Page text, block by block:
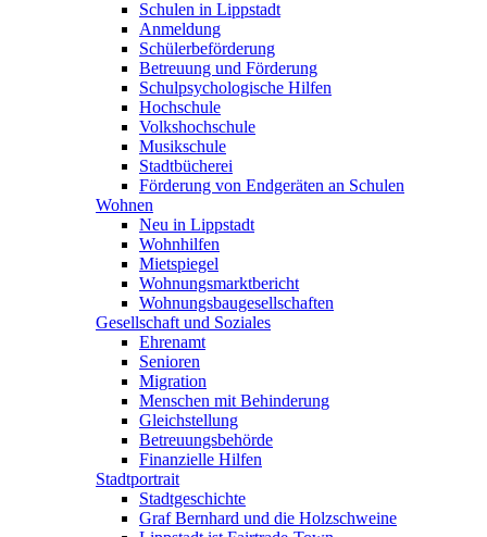
Schulen in Lippstadt
Anmeldung
Schülerbeförderung
Betreuung und Förderung
Schulpsychologische Hilfen
Hochschule
Volkshochschule
Musikschule
Stadtbücherei
Förderung von Endgeräten an Schulen
Wohnen
Neu in Lippstadt
Wohnhilfen
Mietspiegel
Wohnungsmarktbericht
Wohnungsbaugesellschaften
Gesellschaft und Soziales
Ehrenamt
Senioren
Migration
Menschen mit Behinderung
Gleichstellung
Betreuungsbehörde
Finanzielle Hilfen
Stadtportrait
Stadtgeschichte
Graf Bernhard und die Holzschweine